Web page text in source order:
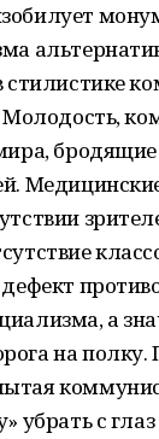
стилистике
а
на полку.
убрать с